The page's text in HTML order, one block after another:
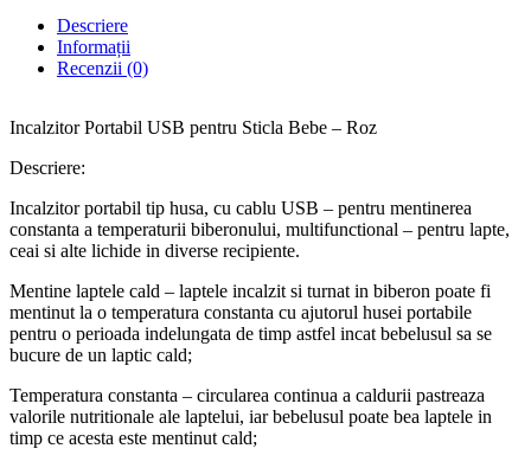
Descriere
Informații
Recenzii (0)
Incalzitor Portabil USB pentru Sticla Bebe – Roz
Descriere:
Incalzitor portabil tip husa, cu cablu USB – pentru mentinerea
constanta a temperaturii biberonului, multifunctional – pentru lapte,
ceai si alte lichide in diverse recipiente.
Mentine laptele cald – laptele incalzit si turnat in biberon poate fi
mentinut la o temperatura constanta cu ajutorul husei portabile
pentru o perioada indelungata de timp astfel incat bebelusul sa se
bucure de un laptic cald;
Temperatura constanta – circularea continua a caldurii pastreaza
valorile nutritionale ale laptelui, iar bebelusul poate bea laptele in
timp ce acesta este mentinut cald;